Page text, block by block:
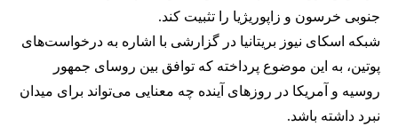
جنوبی خرسون و زاپوریژیا را تثبیت کند.
شبکه اسکای نیوز بریتانیا در گزارشی با اشاره به درخواست‌های
پوتین، به این موضوع پرداخته که توافق بین روسای جمهور
روسیه و آمریکا در روزهای آینده چه معنایی می‌تواند برای میدان
نبرد داشته باشد.